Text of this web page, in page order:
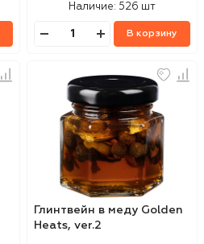
Наличие: 526 шт
В корзину
Глинтвейн в меду Golden
Heats, ver.2